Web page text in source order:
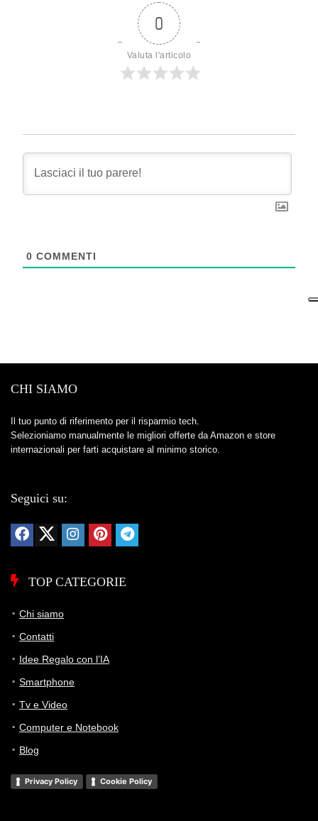
0
Valuta l'articolo
0 COMMENTI
CHI SIAMO
Il tuo punto di riferimento per il risparmio tech.
Selezioniamo manualmente le migliori offerte da Amazon e store
internazionali per farti acquistare al minimo storico.
Seguici su:
TOP CATEGORIE
Chi siamo
Contatti
Idee Regalo con l’IA
Smartphone
Tv e Video
Computer e Notebook
Blog
Privacy Policy Cookie Policy